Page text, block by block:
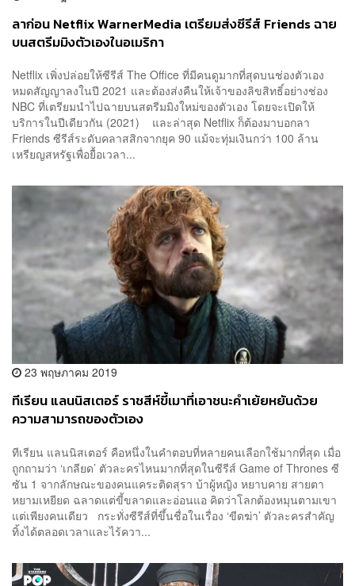
ลาก่อน Netflix WarnerMedia เตรียมส่งซีรีส์ Friends ฉาย
บนสตรีมมิงตัวเองในอเมริกา
Netflix เพิ่งปล่อยให้ซีรีส์ The Office ที่มีคนดูมากที่สุดบนช่องตัวเอง
หมดสัญญาลงในปี 2021 และต้องส่งคืนให้เจ้าของลิขสิทธิ์อย่างช่อง
NBC ที่เตรียมนำไปฉายบนสตรีมมิงใหม่ของตัวเอง โดยจะเปิดให้
บริการในปีเดียวกัน (2021) และล่าสุด Netflix ก็ต้องมาบอกลา
Friends ซีรีส์ระดับคลาสสิกจากยุค 90 แม้จะทุ่มเงินกว่า 100 ล้าน
เหรียญสหรัฐเพื่อยื้อเวลา...
23 พฤษภาคม 2019
ทีเรียน แลนนิสเตอร์ ราชสีห์ขี้เมาที่เอาชนะคำเย้ยหยันด้วย
ความสามารถของตัวเอง
ทีเรียน แลนนิสเตอร์ คือหนึ่งในคำตอบที่หลายคนเลือกใช้มากที่สุด เมื่อ
ถูกถามว่า ‘เกลียด’ ตัวละครไหนมากที่สุดในซีรีส์ Game of Thrones ซี
ซัน 1 จากลักษณะของคนแคระติดสุรา บ้าผู้หญิง หยาบคาย สายตา
หยามเหยียด ฉลาดแต่ขี้ขลาดและอ่อนแอ คิดว่าโลกต้องหมุนตามเขา
แต่เพียงคนเดียว กระทั่งซีรีส์ที่ขึ้นชื่อในเรื่อง ‘ขีดฆ่า’ ตัวละครสำคัญ
ทิ้งได้ตลอดเวลาและไร้ควา...